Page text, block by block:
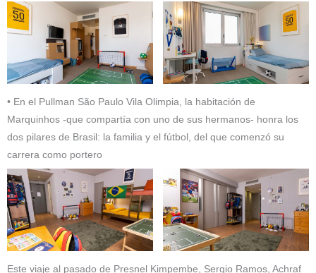
• En el Pullman São Paulo Vila Olimpia, la habitación de
Marquinhos -que compartía con uno de sus hermanos- honra los
dos pilares de Brasil: la familia y el fútbol, del que comenzó su
carrera como portero
Este viaje al pasado de Presnel Kimpembe, Sergio Ramos, Achraf